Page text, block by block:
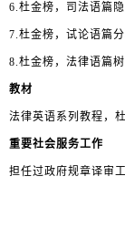
6.杜金榜，司法语篇隐
7.杜金榜，试论语篇
8.杜金榜，法律语篇
教材
法律英语系列教程，
重要社会服务工作
担任过政府规章译审